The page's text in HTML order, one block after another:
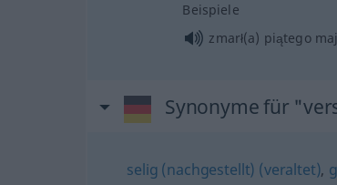
Beispiele
zmarł(a) piątego
Synonyme für
selig (nachgestellt) (veraltet),